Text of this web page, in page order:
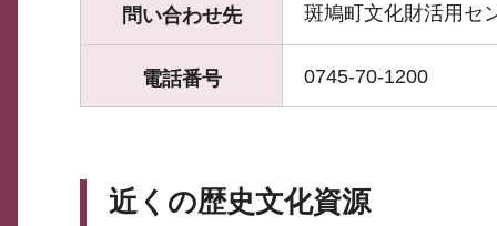
問い合わせ先 斑鳩町文化財活用セ
電話番号 0745-70-1200
近くの歴史文化資源